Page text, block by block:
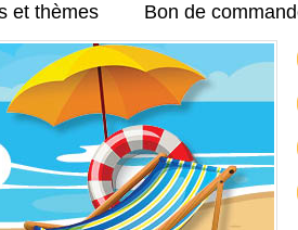
et thèmes Bon de
On a parlé de nous
Achat en ligne
Nous joindre
Politique de confidentialité